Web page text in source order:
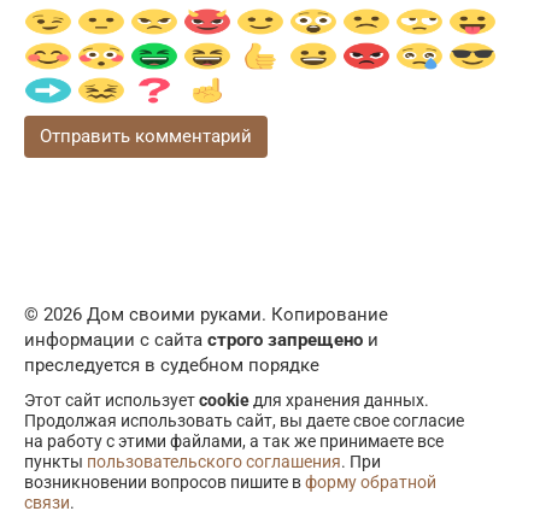
© 2026 Дом своими руками. Копирование
информации с сайта строго запрещено и
преследуется в судебном порядке
Этот сайт используетcookieдля хранения данных.
Продолжая использовать сайт, вы даете свое согласие
на работу с этими файлами, а так же принимаете все
пункты пользовательского соглашения. При
возникновении вопросов пишите вформу обратной
связи.